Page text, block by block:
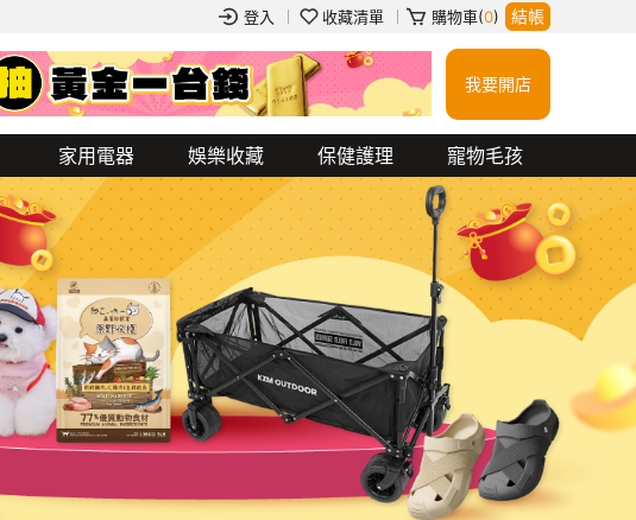
登入 收藏清單 購物車(0) 結帳
水壺 雨衣 衝鋒外套 玻璃杯 餐券 行動電源 吉伊卡哇
我要開店
家用電器 娛樂收藏 保健護理 寵物毛孩